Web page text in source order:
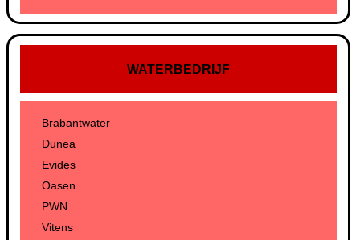
WATERBEDRIJF
Brabantwater
Dunea
Evides
Oasen
PWN
Vitens